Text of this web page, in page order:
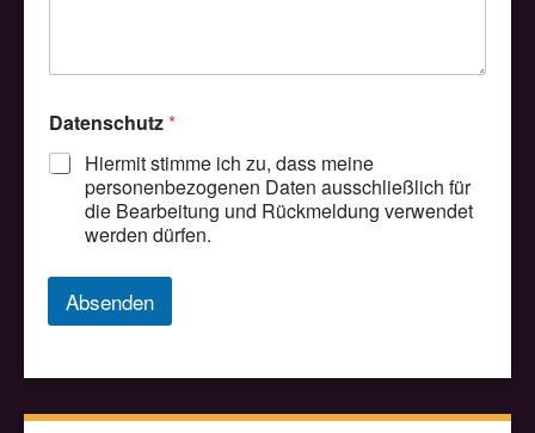
c
tDatenschutz*
Hiermit stimme ich zu, dass meine
personenbezogenen Daten ausschließlich für
die Bearbeitung und Rückmeldung verwendet
werden dürfen.
Absenden